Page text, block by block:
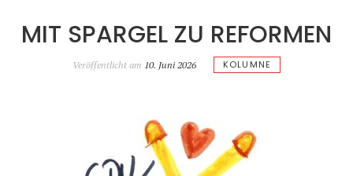
MIT SPARGEL ZU REFORMEN
Veröffentlicht am 10. Juni 2026 KOLUMNE